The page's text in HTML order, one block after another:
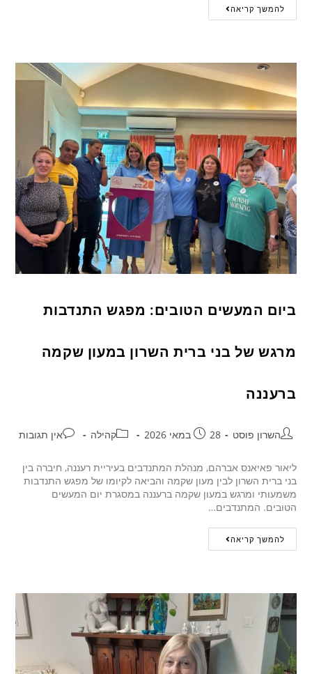
להמשך קריאה
ביום המעשים הטובים: מפגש התנדבות
מרגש של בני ברית השרון במעון שקמה
ברעננה
השרון פוסט 28 במאי 2026 קהילה אין תגובות
ליאור פאיאנס אברהם, מנהלת המתנדבים בעיריית רעננה, חיברה בין
בני ברית השרון לבין מעון שקמה והביאה לקיומו של מפגש התנדבות
משמעותי ומרגש במעון שקמה ברעננה במסגרת יום המעשים
הטובים. המתנדבים…
להמשך קריאה